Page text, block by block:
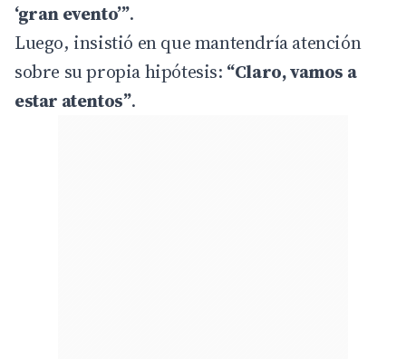
‘gran evento’”.
Luego, insistió en que mantendría atención
sobre su propia hipótesis: “Claro, vamos a
estar atentos”.